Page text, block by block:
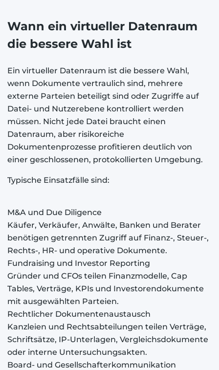
Wann ein virtueller Datenraum
die bessere Wahl ist
Ein virtueller Datenraum ist die bessere Wahl,
wenn Dokumente vertraulich sind, mehrere
externe Parteien beteiligt sind oder Zugriffe auf
Datei- und Nutzerebene kontrolliert werden
müssen. Nicht jede Datei braucht einen
Datenraum, aber risikoreiche
Dokumentenprozesse profitieren deutlich von
einer geschlossenen, protokollierten Umgebung.
Typische Einsatzfälle sind:
M&A und Due Diligence
Käufer, Verkäufer, Anwälte, Banken und Berater
benötigen getrennten Zugriff auf Finanz-, Steuer-,
Rechts-, HR- und operative Dokumente.
Fundraising und Investor Reporting
Gründer und CFOs teilen Finanzmodelle, Cap
Tables, Verträge, KPIs und Investorendokumente
mit ausgewählten Parteien.
Rechtlicher Dokumentenaustausch
Kanzleien und Rechtsabteilungen teilen Verträge,
Schriftsätze, IP-Unterlagen, Vergleichsdokumente
oder interne Untersuchungsakten.
Board- und Gesellschafterkommunikation